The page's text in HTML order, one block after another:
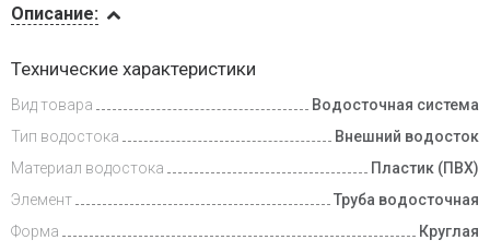
и оплата
Описание:
Технические характеристики
Вид товара
Водосточная система
Тип водостока
Внешний водосток
Материал водостока
Пластик (ПВХ)
Элемент
Труба водосточная
Форма
Круглая